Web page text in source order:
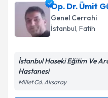
Uzm. Dr. Naim
oluşturun. Size bu
takvim
Kişisel verilerimin
Op. Dr. Ümit
Genel Cerrahi
İstanbul, Fatih
İstanbul Haseki Eğitim Ve
Hastanesi
Millet Cd. Aksaray